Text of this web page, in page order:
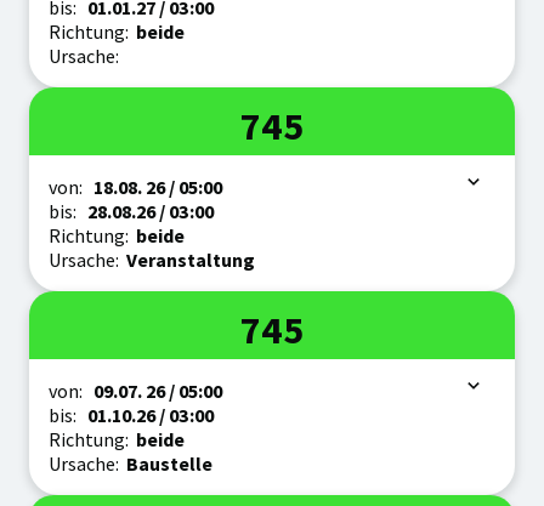
bis: 01.01.27 / 03:00
Richtung: beide
Ursache:
Linie
745
Zeitraum
von: 18.08. 26/ 05:00
bis: 28.08.26/ 03:00
Richtung: beide
Ursache: Veranstaltung
Linie
745
Zeitraum
von: 09.07. 26/ 05:00
bis: 01.10.26/ 03:00
Richtung: beide
Ursache: Baustelle